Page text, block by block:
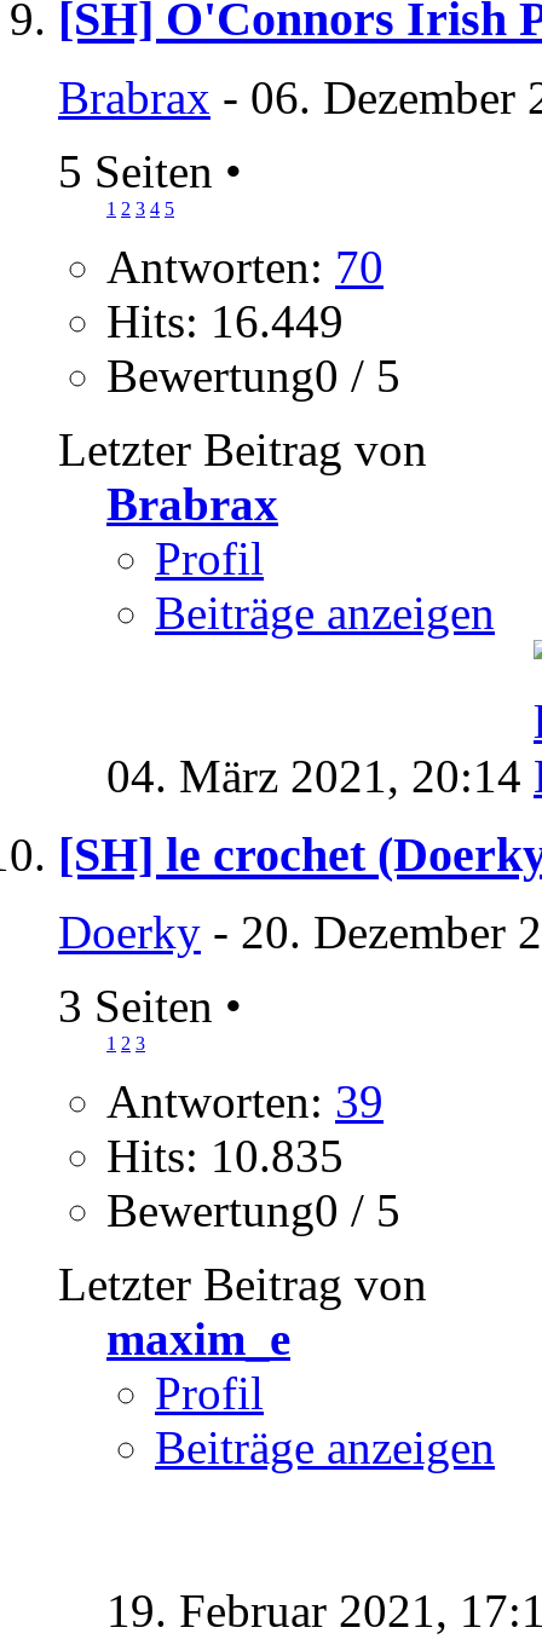
[SH] O'Connors Irish
Brabrax - 06. Dezember
5 Seiten •
1 2 3 4 5
Antworten: 70
Hits: 16.449
Bewertung0 / 5
Letzter Beitrag von
Brabrax
Profil
Beiträge anzeigen
04. März 2021, 20:14
[SH] le crochet
Doerky - 20. Dezember
3 Seiten •
1 2 3
Antworten: 39
Hits: 10.835
Bewertung0 / 5
Letzter Beitrag von
maxim_e
Profil
Beiträge anzeigen
19. Februar 2021,